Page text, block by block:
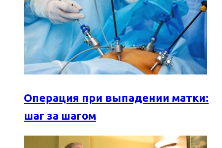
Операция при выпадении матки:
шаг за шагом